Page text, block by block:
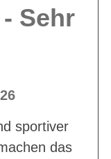
Sehr
sportiver
das